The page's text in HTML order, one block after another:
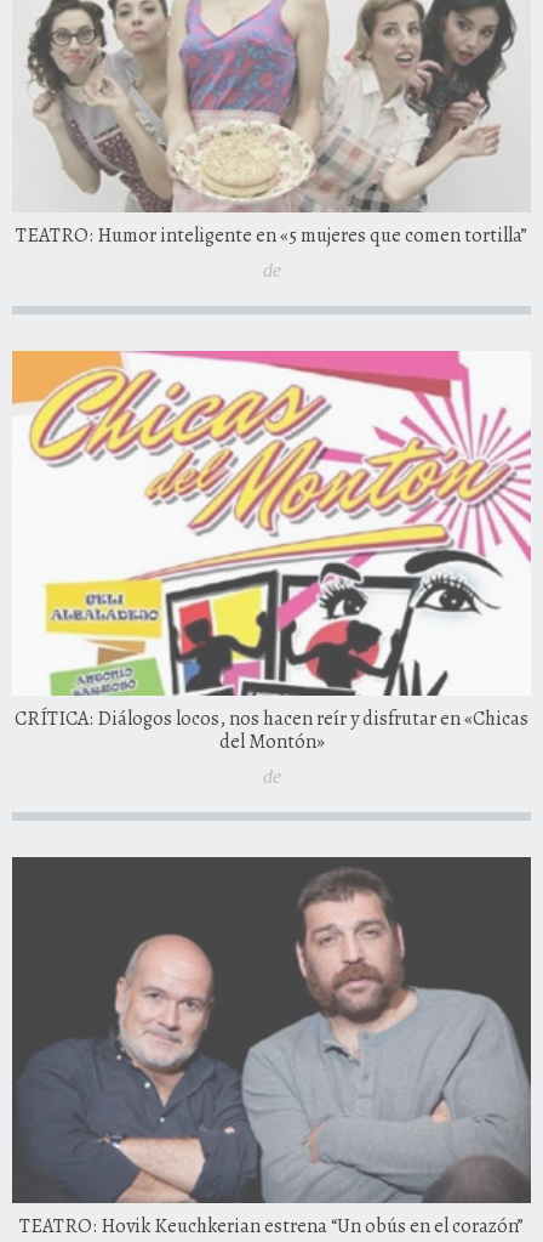
TEATRO: Humor inteligente en «5 mujeres que comen tortilla”
de
CRÍTICA: Diálogos locos, nos hacen reír y disfrutar en «Chicas
del Montón»
de
TEATRO: Hovik Keuchkerian estrena “Un obús en el corazón”